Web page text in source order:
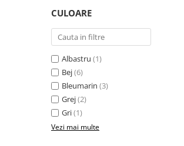
CULOARE
Albastru (1)
Bej(6)
Bleumarin (3)
Grej(2)
Gri(1)
Vezi mai multe